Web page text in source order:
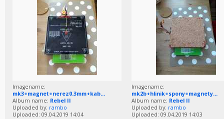
Imagename:
mk3+magnet+nerez0.3mm+kab...
Album name: Rebel II
Uploaded by: rambo
Uploaded: 09.04.2019 14:04
Imagename:
mk2b+hlinik+spony+magnety...
Album name: Rebel II
Uploaded by: rambo
Uploaded: 09.04.2019 14:03